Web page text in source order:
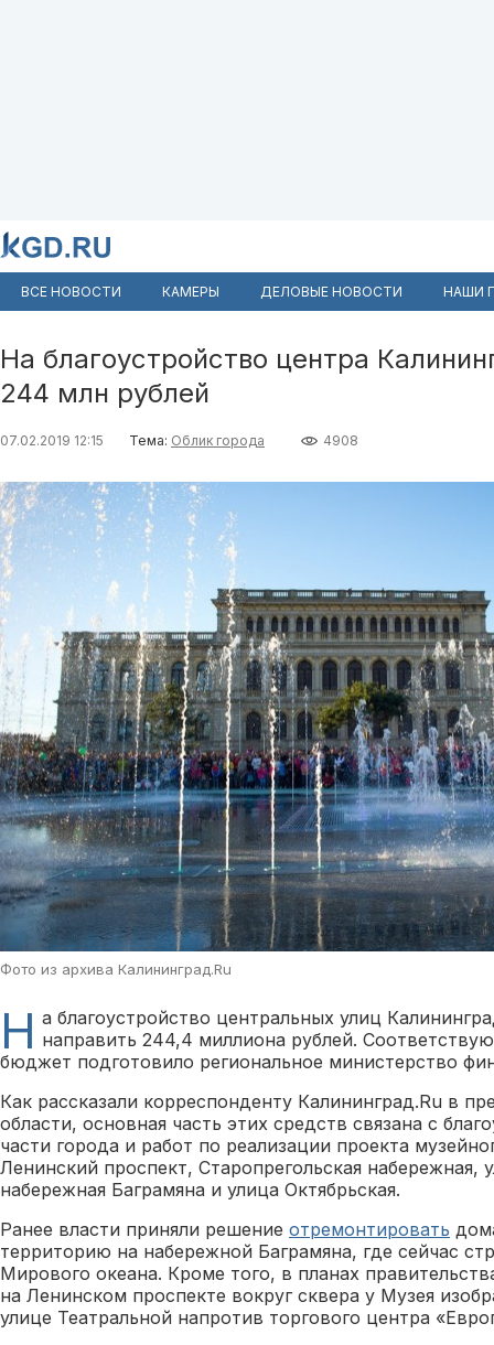
ВСЕ НОВОСТИ КАМЕРЫ ДЕЛОВЫЕ НОВОСТИ НАШИ
На благоустройство центра
244 млн рублей
07.02.2019 12:15 Тема: Облик города 4908
Фото из архива Калининград.Ru
Н а благоустройство центральных улиц
направить 244,4 миллиона рублей.
бюджет подготовило региональное министерство
Как рассказали корреспонденту Калининград.Ru в
области, основная часть этих средств связана с
части города и работ по реализации проекта
Ленинский проспект, Старопрегольская набережная,
набережная Баграмяна и улица Октябрьская.
Ранее власти приняли решение отремонтировать
территорию на набережной Баграмяна, где сейчас
Мирового океана. Кроме того, в планах
на Ленинском проспекте вокруг сквера у Музея
улице Театральной напротив торгового центра